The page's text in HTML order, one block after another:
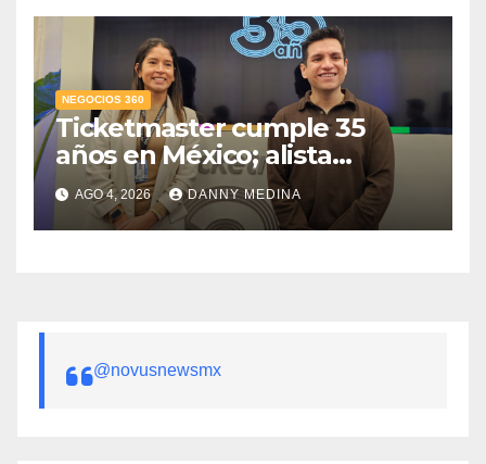
NEGOCIOS 360
Ticketmaster cumple 35
años en México; alista
apuesta por IA tras emitir 22
millones de boletos
AGO 4, 2026 DANNY MEDINA
@novusnewsmx